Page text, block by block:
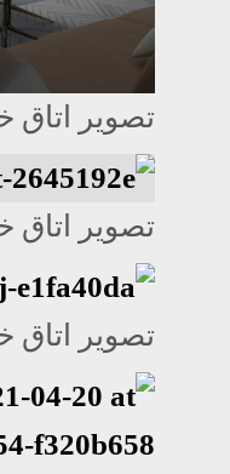
تصویر اتاق
تصویر اتاق
تصویر اتاق